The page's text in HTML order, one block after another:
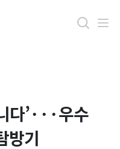
다’···우수
방기